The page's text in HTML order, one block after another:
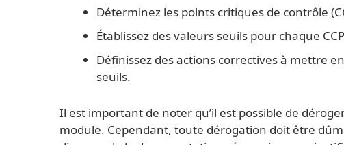
Déterminez les points critiques de contrôle
Établissez des valeurs seuils pour chaque
Définissez des actions correctives à mettre
seuils.
Il est important de noter qu’il est possible de
module. Cependant, toute dérogation doit être